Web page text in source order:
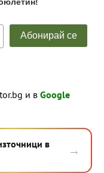
и в Google
в
→